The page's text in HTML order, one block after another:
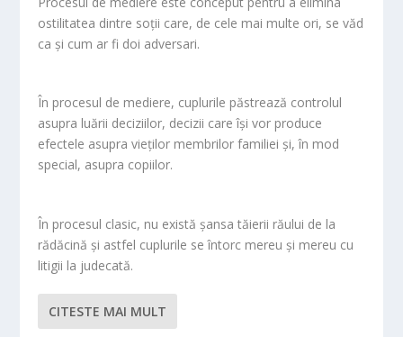
ostilitatea dintre soții care, de cele mai multe ori, se văd
ca și cum ar fi doi adversari.
În procesul de mediere, cuplurile păstrează controlul
asupra luării deciziilor, decizii care își vor produce
efectele asupra vieților membrilor familiei și, în mod
special, asupra copiilor.
În procesul clasic, nu există șansa tăierii răului de la
rădăcină și astfel cuplurile se întorc mereu și mereu cu
litigii la judecată.
CITESTE MAI MULT